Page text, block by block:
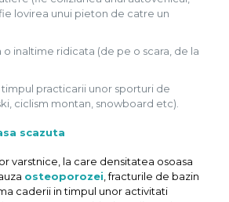
lovirea unui pieton de catre un
inaltime ridicata (de pe o scara, de la
practicarii unor sporturi de
ciclism montan, snowboard etc).
scazuta
varstnice, la care densitatea osoasa
osteoporozei , fracturile de bazin
caderii in timpul unor activitati